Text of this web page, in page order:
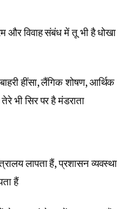
विवाह संबंध में तू भी है धोखा
हींसा, लैंगिक शोषण, आर्थिक
भी सिर पर है मंडराता
लापता हैं, प्रशासन व्यवस्था
हैं